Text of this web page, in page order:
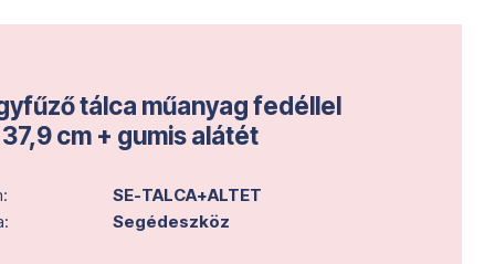
tálca műanyag fedéllel
cm + gumis alátét
SE-TALCA+ALTET
Segédeszköz